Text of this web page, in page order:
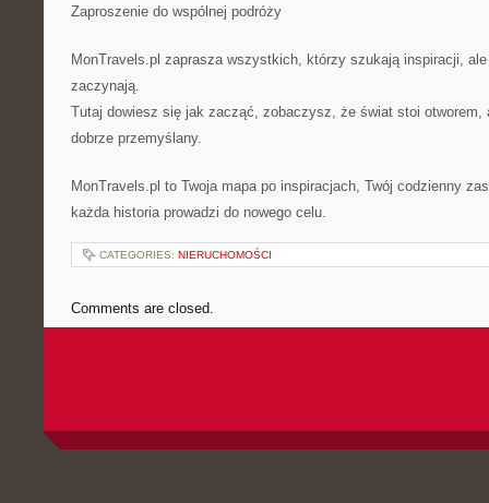
Zaproszenie do wspólnej podróży
MonTravels.pl zaprasza wszystkich, którzy szukają inspiracji,
zaczynają.
Tutaj dowiesz się jak zacząć, zobaczysz, że świat stoi otworem,
dobrze przemyślany.
MonTravels.pl to Twoja mapa po inspiracjach, Twój codzienny
każda historia prowadzi do nowego celu.
CATEGORIES: NIERUCHOMOŚCI
Comments are closed.